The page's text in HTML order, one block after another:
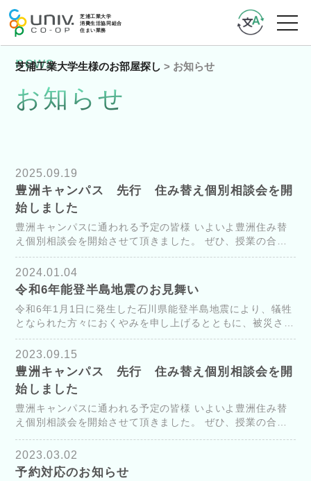
芝浦工業大学生様のお部屋探し > お知らせ
お知らせ
news
2025.09.19
豊洲キャンパス 先行 住み替え個別相談会を開
始しました
豊洲キャンパスに通われる予定の皆様 いよいよ豊洲住み替
え個別相談会を開始させて頂きました。 ぜひ、授業の合間
やお時間のある時にお気軽に、生協住まいサポートセンター
2024.01.04
令和6年能登半島地震のお見舞い
令和6年1月1日に発生した石川県能登半島地震により、犠牲
となられた方々におくやみを申し上げるとともに、被災され
た方々に心よりお見舞い申し上げます。 被害を受けられた
皆様の安全と1日でも早く平穏な生活...
2023.09.15
豊洲キャンパス 先行 住み替え個別相談会を開
始しました
豊洲キャンパスに通われる予定の皆様 いよいよ豊洲住み替
え個別相談会を開始させて頂きました。 ぜひ、授業の合間
にお越しください。 ...
2023.03.02
予約対応のお知らせ